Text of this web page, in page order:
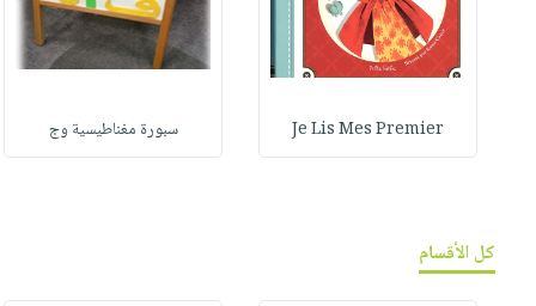
Je Lis Mes Premier سبورة مغناطيسية وج
كل الأقسام